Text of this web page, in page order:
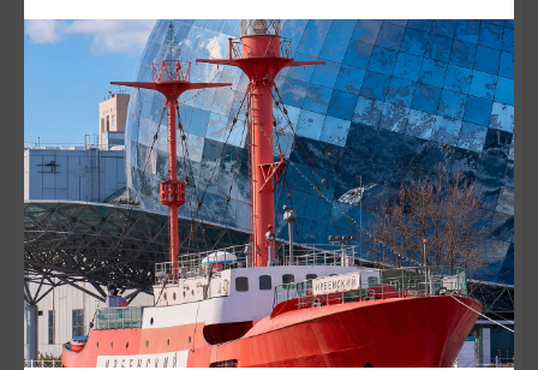
Самайн
31.10.2026 17:00-20:00
Зеленоградск, Поселение викингов «Кауп»
ОТ 1900₽